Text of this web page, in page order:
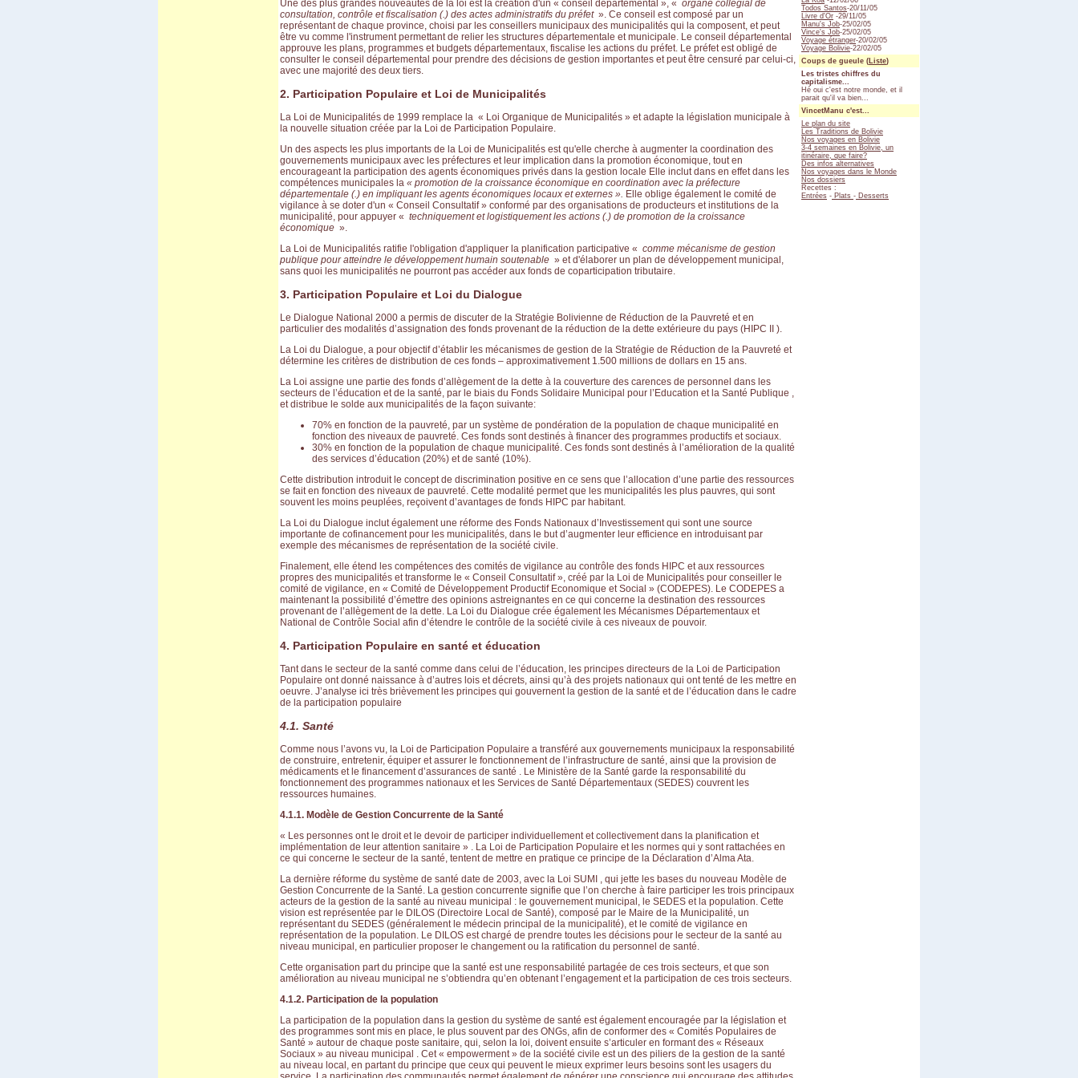
Une des plus grandes nouveautés de la loi est la création d'un « conseil départemental », « organe collégial de
consultation, contrôle et fiscalisation (.) des actes administratifs du préfet ». Ce conseil est composé par un
représentant de chaque province, choisi par les conseillers municipaux des municipalités qui la composent, et peut
être vu comme l'instrument permettant de relier les structures départementale et municipale. Le conseil départemental
approuve les plans, programmes et budgets départementaux, fiscalise les actions du préfet. Le préfet est obligé de
consulter le conseil départemental pour prendre des décisions de gestion importantes et peut être censuré par celui-ci,
avec une majorité des deux tiers.
2. Participation Populaire et Loi de Municipalités
La Loi de Municipalités de 1999 remplace la « Loi Organique de Municipalités » et adapte la législation municipale à
la nouvelle situation créée par la Loi de Participation Populaire.
Un des aspects les plus importants de la Loi de Municipalités est qu'elle cherche à augmenter la coordination des
gouvernements municipaux avec les préfectures et leur implication dans la promotion économique, tout en
encourageant la participation des agents économiques privés dans la gestion locale Elle inclut dans en effet dans les
compétences municipales la « promotion de la croissance économique en coordination avec la préfecture
départementale (.) en impliquant les agents économiques locaux et externes ». Elle oblige également le comité de
vigilance à se doter d'un « Conseil Consultatif » conformé par des organisations de producteurs et institutions de la
municipalité, pour appuyer « techniquement et logistiquement les actions (.) de promotion de la croissance
économique ».
La Loi de Municipalités ratifie l'obligation d'appliquer la planification participative « comme mécanisme de gestion
publique pour atteindre le développement humain soutenable » et d'élaborer un plan de développement municipal,
sans quoi les municipalités ne pourront pas accéder aux fonds de coparticipation tributaire.
3. Participation Populaire et Loi du Dialogue
Le Dialogue National 2000 a permis de discuter de la Stratégie Bolivienne de Réduction de la Pauvreté et en
particulier des modalités d’assignation des fonds provenant de la réduction de la dette extérieure du pays (HIPC II ).
La Loi du Dialogue, a pour objectif d’établir les mécanismes de gestion de la Stratégie de Réduction de la Pauvreté et
détermine les critères de distribution de ces fonds – approximativement 1.500 millions de dollars en 15 ans.
La Loi assigne une partie des fonds d’allègement de la dette à la couverture des carences de personnel dans les
secteurs de l’éducation et de la santé, par le biais du Fonds Solidaire Municipal pour l’Education et la Santé Publique ,
et distribue le solde aux municipalités de la façon suivante:
70% en fonction de la pauvreté, par un système de pondération de la population de chaque municipalité en
fonction des niveaux de pauvreté. Ces fonds sont destinés à financer des programmes productifs et sociaux.
30% en fonction de la population de chaque municipalité. Ces fonds sont destinés à l’amélioration de la qualité
des services d’éducation (20%) et de santé (10%).
Cette distribution introduit le concept de discrimination positive en ce sens que l’allocation d’une partie des ressources
se fait en fonction des niveaux de pauvreté. Cette modalité permet que les municipalités les plus pauvres, qui sont
souvent les moins peuplées, reçoivent d’avantages de fonds HIPC par habitant.
La Loi du Dialogue inclut également une réforme des Fonds Nationaux d’Investissement qui sont une source
importante de cofinancement pour les municipalités, dans le but d’augmenter leur efficience en introduisant par
exemple des mécanismes de représentation de la société civile.
Finalement, elle étend les compétences des comités de vigilance au contrôle des fonds HIPC et aux ressources
propres des municipalités et transforme le « Conseil Consultatif », créé par la Loi de Municipalités pour conseiller le
comité de vigilance, en « Comité de Développement Productif Economique et Social » (CODEPES). Le CODEPES a
maintenant la possibilité d’émettre des opinions astreignantes en ce qui concerne la destination des ressources
provenant de l’allègement de la dette. La Loi du Dialogue crée également les Mécanismes Départementaux et
National de Contrôle Social afin d’étendre le contrôle de la société civile à ces niveaux de pouvoir.
4. Participation Populaire en santé et éducation
Tant dans le secteur de la santé comme dans celui de l’éducation, les principes directeurs de la Loi de Participation
Populaire ont donné naissance à d’autres lois et décrets, ainsi qu’à des projets nationaux qui ont tenté de les mettre en
oeuvre. J’analyse ici très brièvement les principes qui gouvernent la gestion de la santé et de l’éducation dans le cadre
de la participation populaire
4.1. Santé
Comme nous l’avons vu, la Loi de Participation Populaire a transféré aux gouvernements municipaux la responsabilité
de construire, entretenir, équiper et assurer le fonctionnement de l’infrastructure de santé, ainsi que la provision de
médicaments et le financement d’assurances de santé . Le Ministère de la Santé garde la responsabilité du
fonctionnement des programmes nationaux et les Services de Santé Départementaux (SEDES) couvrent les
ressources humaines.
4.1.1. Modèle de Gestion Concurrente de la Santé
« Les personnes ont le droit et le devoir de participer individuellement et collectivement dans la planification et
implémentation de leur attention sanitaire » . La Loi de Participation Populaire et les normes qui y sont rattachées en
ce qui concerne le secteur de la santé, tentent de mettre en pratique ce principe de la Déclaration d’Alma Ata.
La dernière réforme du système de santé date de 2003, avec la Loi SUMI , qui jette les bases du nouveau Modèle de
Gestion Concurrente de la Santé. La gestion concurrente signifie que l’on cherche à faire participer les trois principaux
acteurs de la gestion de la santé au niveau municipal : le gouvernement municipal, le SEDES et la population. Cette
vision est représentée par le DILOS (Directoire Local de Santé), composé par le Maire de la Municipalité, un
représentant du SEDES (généralement le médecin principal de la municipalité), et le comité de vigilance en
représentation de la population. Le DILOS est chargé de prendre toutes les décisions pour le secteur de la santé au
niveau municipal, en particulier proposer le changement ou la ratification du personnel de santé.
Cette organisation part du principe que la santé est une responsabilité partagée de ces trois secteurs, et que son
amélioration au niveau municipal ne s’obtiendra qu’en obtenant l’engagement et la participation de ces trois secteurs.
4.1.2. Participation de la population
La participation de la population dans la gestion du système de santé est également encouragée par la législation et
des programmes sont mis en place, le plus souvent par des ONGs, afin de conformer des « Comités Populaires de
Santé » autour de chaque poste sanitaire, qui, selon la loi, doivent ensuite s’articuler en formant des « Réseaux
Sociaux » au niveau municipal . Cet « empowerment » de la société civile est un des piliers de la gestion de la santé
au niveau local, en partant du principe que ceux qui peuvent le mieux exprimer leurs besoins sont les usagers du
Todos Santos-20/11/05
Livre d'Or -29/11/05
Manu's Job-25/02/05
Vince's Job-25/02/05
Voyage étranger-20/02/05
Voyage Bolivie-22/02/05
Coups de gueule ( Liste)
Les tristes chiffres du
capitalisme...
Hé oui c'est notre monde, et il
parait qu'il va bien...
VincetManu c'est...
Le plan du site
Les Traditions de Bolivie
Nos voyages en Bolivie
3-4 semaines en Bolivie, un
itinéraire, que faire?
Des infos alternatives
Nos voyages dans le Monde
Nos dossiers
Recettes :
Entrées - Plats - Desserts